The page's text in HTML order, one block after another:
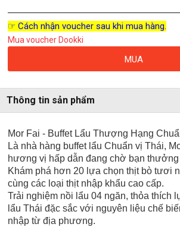
☞ Cách nhận voucher sau khi mua hàng.
Mua voucher Dookki
MUA
Thông tin sản phẩm
Mor Fai - Buffet Lẩu Thượng Hạng
Là nhà hàng buffet lẩu Chuẩn vị Thái,
hương vị hấp dẫn đang chờ bạn
Khám phá hơn 20 lựa chọn thịt bò tươi
cùng các loại thịt nhập khẩu cao cấp.
Trải nghiệm nồi lẩu 04 ngăn, thỏa thích
lẩu Thái đặc sắc với nguyên liệu chế
nhập từ địa phương.